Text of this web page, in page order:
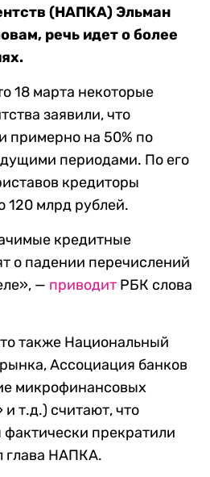
(НАПКА) Эльман
речь идет о более
18 марта некоторые
заявили, что
примерно на 50% по
периодами. По его
кредиторы
120 млрд рублей.
кредитные
о падении перечислений
— приводит РБК слова
также Национальный
Ассоциация банков
микрофинансовых
т.д.) считают, что
прекратили
глава НАПКА.